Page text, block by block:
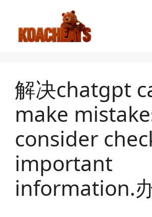
解决chatgpt
make
consider
important
information.